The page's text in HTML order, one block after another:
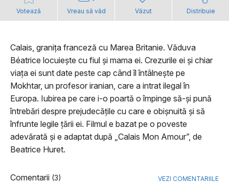
Votează Vreau să văd Văzut Distribuie
Calais, granița franceză cu Marea Britanie. Văduva
Béatrice locuiește cu fiul și mama ei. Crezurile ei și chiar
viața ei sunt date peste cap când îl întâlnește pe
Mokhtar, un profesor iranian, care a intrat ilegal în
Europa. Iubirea pe care i-o poartă o împinge să-și pună
întrebări despre prejudecățile cu care e obișnuită și să
înfrunte legile țării ei. Filmul e bazat pe o poveste
adevărată și e adaptat după „Calais Mon Amour”, de
Beatrice Huret.
Comentarii (3) VEZI COMENTARIILE